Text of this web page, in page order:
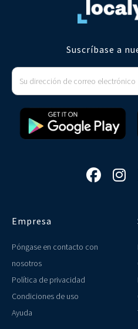
Suscríbase a
 
Empresa
Póngase en contacto con
nosotros
Política de privacidad
Condiciones de uso
Ayuda